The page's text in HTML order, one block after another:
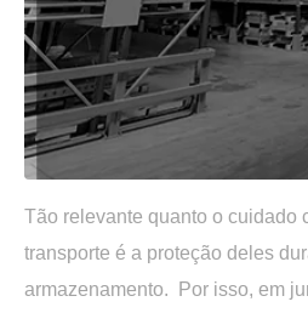
Tão relevante quanto o cuidado
transporte é a proteção deles
armazenamento. Por isso, em